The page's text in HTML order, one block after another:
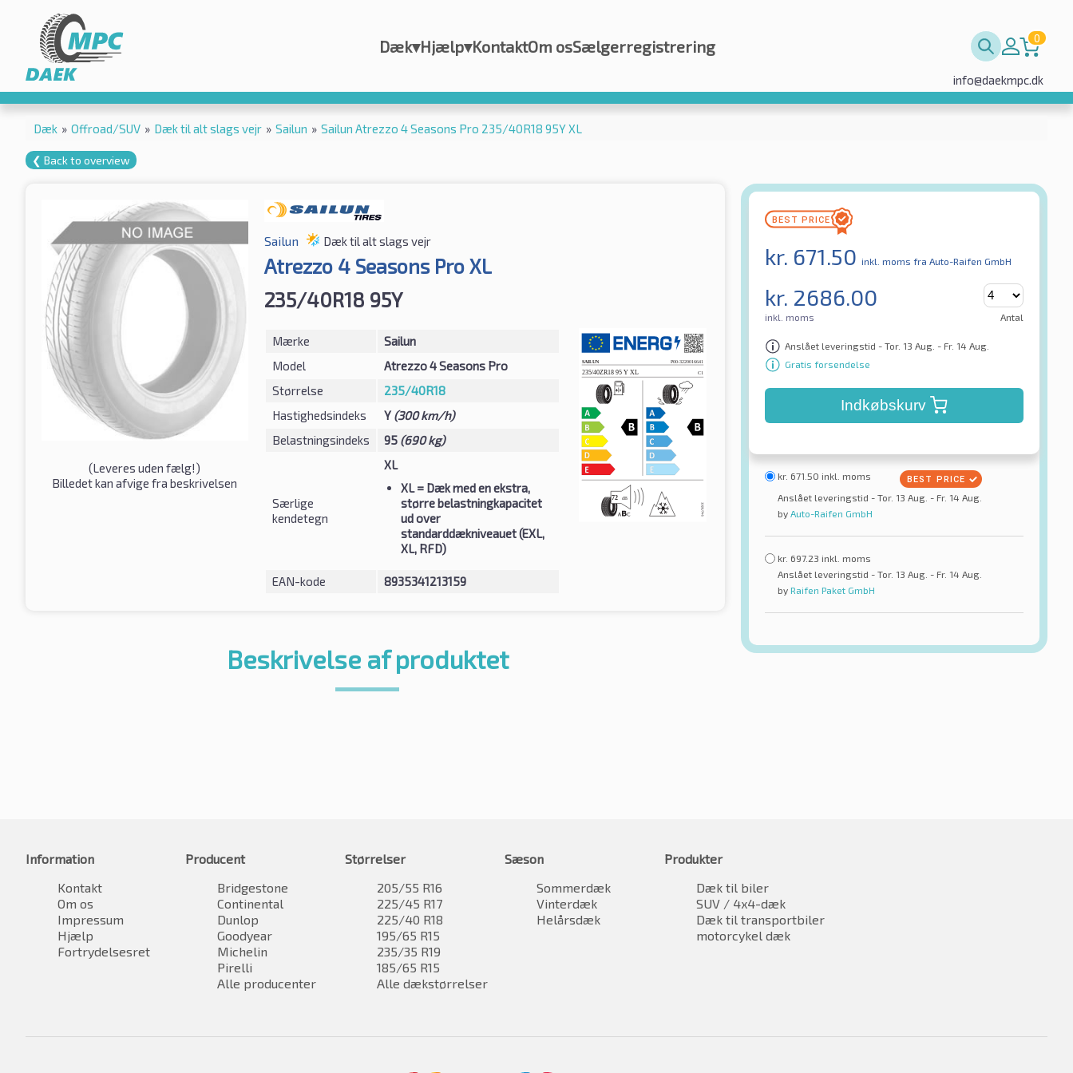
Dæk▾Hjælp▾KontaktOm osSælgerregistrering 0
info@daekmpc.dk
Dæk » Offroad/SUV » Dæk til alt slags vejr » Sailun » Sailun Atrezzo 4 Seasons Pro 235/40R18 95Y XL
❮ Back to overview
(Leveres uden fælg!)
Billedet kan afvige fra beskrivelsen
Sailun Dæk til alt slags vejr
Atrezzo 4 Seasons Pro XL
235/40R18 95Y
Mærke
Sailun
Model
Atrezzo 4 Seasons Pro
Størrelse
235/40R18
Hastighedsindeks
Y (300 km/h)
Belastningsindeks
95 (690 kg)
Særlige
kendetegn
XL
XL= Dæk med en ekstra,
større belastningkapacitet
ud over
standarddækniveauet (EXL,
XL, RFD)
EAN-kode 8935341213159
kr. 671.50 inkl. moms fra Auto-Raifen GmbH
kr. 2686.00
inkl. moms Antal
Anslået leveringstid - Tor. 13 Aug. - Fr. 14 Aug.
Gratis forsendelse
Indkøbskurv
kr. 671.50 inkl. moms
Anslået leveringstid - Tor. 13 Aug. - Fr. 14 Aug.
by Auto-Raifen GmbH
kr. 697.23 inkl. moms
Anslået leveringstid - Tor. 13 Aug. - Fr. 14 Aug.
by Raifen Paket GmbH
Beskrivelse af produktet
Information
Kontakt
Om os
Impressum
Hjælp
Fortrydelsesret
Producent
Bridgestone
Continental
Dunlop
Goodyear
Michelin
Pirelli
Alle producenter
Størrelser
205/55 R16
225/45 R17
225/40 R18
195/65 R15
235/35 R19
185/65 R15
Alle dækstørrelser
Sæson
Sommerdæk
Vinterdæk
Helårsdæk
Produkter
Dæk til biler
SUV / 4x4-dæk
Dæk til transportbiler
motorcykel dæk